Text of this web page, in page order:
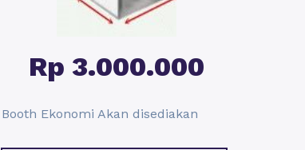
Rp 3.000.000
Booth Ekonomi Akan disediakan